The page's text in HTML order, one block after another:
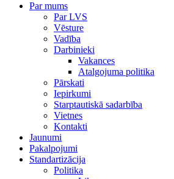
Par mums
Par LVS
Vēsture
Vadība
Darbinieki
Vakances
Atalgojuma politika
Pārskati
Iepirkumi
Starptautiskā sadarbība
Vietnes
Kontakti
Jaunumi
Pakalpojumi
Standartizācija
Politika